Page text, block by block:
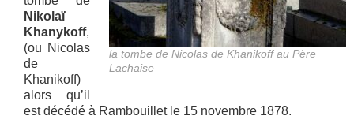
la tombe de Nicolas de Khanikoff au Père
Lachaise
Nikolaï
Khanykoff,
(ou Nicolas
de
Khanikoff)
alors qu’il
est décédé à Rambouillet le 15 novembre 1878.